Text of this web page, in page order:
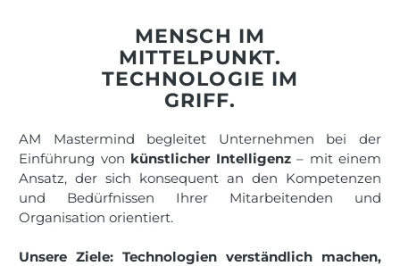
MENSCH IM
MITTELPUNKT.
TECHNOLOGIE IM
GRIFF.
AM Mastermind begleitet Unternehmen bei der
Einführung von künstlicher Intelligenz– mit einem
Ansatz, der sich konsequent an den Kompetenzen
und Bedürfnissen Ihrer Mitarbeitenden und
Organisation orientiert.
Unsere Ziele: Technologien verständlich machen,